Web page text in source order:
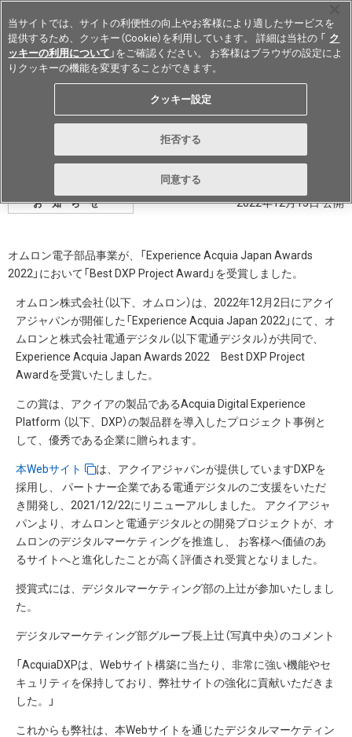
Japan
オムロン電子部品事業が「Best DXP
Project Award」を受賞
お知らせ 2022年12月13日 公開
オムロン電子部品事業が、「Experience Acquia Japan Awards
2022」において「Best DXP Project Award」を受賞しました。
オムロン株式会社（以下、オムロン）は、2022年12月2日にアクイ
アジャパンが開催した「Experience Acquia Japan 2022」にて、オ
ムロンと株式会社電通デジタル（以下電通デジタル）が共同で、
Experience Acquia Japan Awards 2022 Best DXP Project
Awardを受賞いたしました。
この賞は、アクイアの製品であるAcquia Digital Experience
Platform （以下、DXP）の製品群を導入したプロジェクト事例と
して、優秀である企業に贈られます。
本Webサイト
は、アクイアジャパンが提供していますDXPを
採用し、 パートナー企業である電通デジタルのご支援をいただ
き開発し、2021/12/22にリニューアルしました。 アクイアジャ
パンより、オムロンと電通デジタルとの開発プロジェクトが、オ
ムロンのデジタルマーケティングを推進し、 お客様へ価値のあ
るサイトへと進化したことが高く評価され受賞となりました。
授賞式には、デジタルマーケティング部の上辻が参加いたしまし
た。
デジタルマーケティング部グループ長上辻（写真中央）のコメント
「AcquiaDXPは、Webサイト構築に当たり、非常に強い機能やセ
キュリティを保持しており、弊社サイトの強化に貢献いただきま
した。」
これからも弊社は、本Webサイトを通じたデジタルマーケティン
当サイトでは、サイトの利便性の向上やお客様により適したサービスを
提供するため、クッキー（Cookie）を利用しています。 詳細は当社の 「 ク
ッキーの利用について 」をご確認ください。 お客様はブラウザの設定によ
りクッキーの機能を変更することができます。
クッキー設定
拒否する
同意する